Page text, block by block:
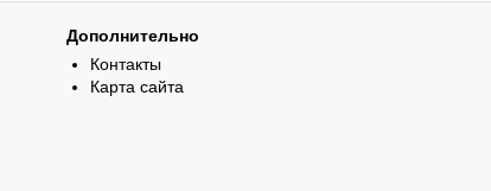
Дополнительно
Контакты
Карта сайта